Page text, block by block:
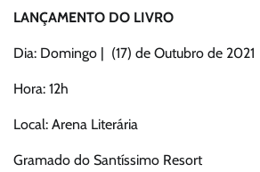
LANÇAMENTO DO LIVRO
Dia: Domingo | (17) de Outubro de 2021
Hora: 12h
Local: Arena Literária
Gramado do Santíssimo Resort